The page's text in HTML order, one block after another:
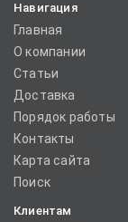
Навигация
Главная
О компании
Статьи
Доставка
Порядок работы
Контакты
Карта сайта
Поиск
Клиентам